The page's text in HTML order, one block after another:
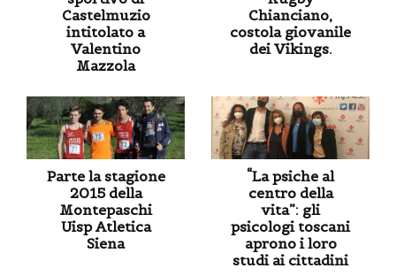
Castelmuzio
intitolato a
Valentino
Mazzola
Chianciano,
costola giovanile
dei Vikings.
Parte la stagione
2015 della
Montepaschi
Uisp Atletica
Siena
“La psiche al
centro della
vita”: gli
psicologi toscani
aprono i loro
studi ai cittadini